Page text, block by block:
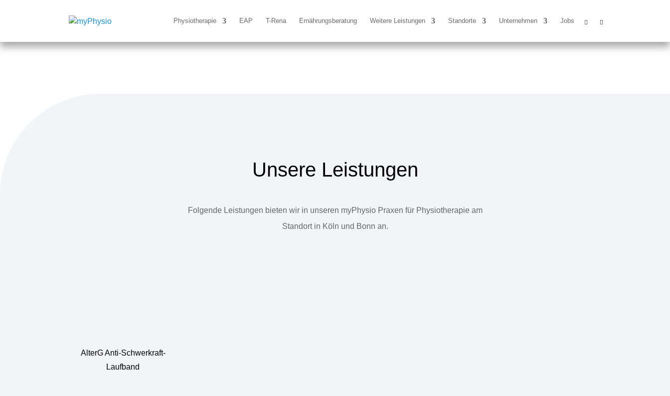
Physiotherapie EAP T-Rena Ernährungsberatung Weitere Leistungen Standorte Unternehmen Jobs
Unsere Leistungen
Folgende Leistungen bieten wir in unseren myPhysio Praxen für Physiotherapie am
Standort in Köln und Bonn an.
AlterG Anti-Schwerkraft-
Laufband